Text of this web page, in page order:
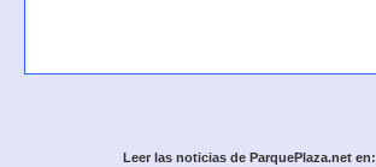
Leer las noticias de ParquePlaza.net en: